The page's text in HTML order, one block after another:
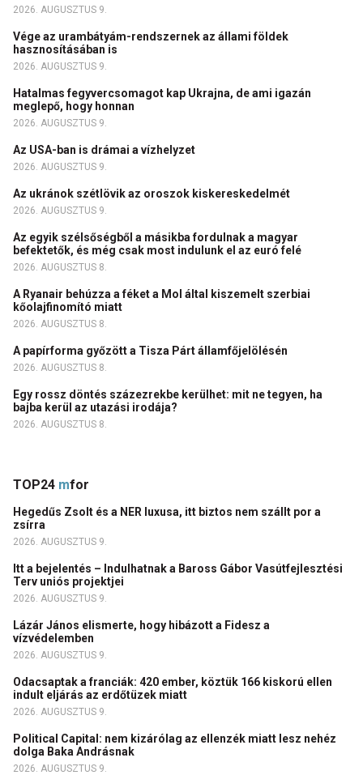
2026. AUGUSZTUS 9.
Vége az urambátyám-rendszernek az állami földek
hasznosításában is
2026. AUGUSZTUS 9.
Hatalmas fegyvercsomagot kap Ukrajna, de ami igazán
meglepő, hogy honnan
2026. AUGUSZTUS 9.
Az USA-ban is drámai a vízhelyzet
2026. AUGUSZTUS 9.
Az ukránok szétlövik az oroszok kiskereskedelmét
2026. AUGUSZTUS 9.
Az egyik szélsőségből a másikba fordulnak a magyar
befektetők, és még csak most indulunk el az euró felé
2026. AUGUSZTUS 8.
A Ryanair behúzza a féket a Mol által kiszemelt szerbiai
kőolajfinomító miatt
2026. AUGUSZTUS 8.
A papírforma győzött a Tisza Párt államfőjelölésén
2026. AUGUSZTUS 8.
Egy rossz döntés százezrekbe kerülhet: mit ne tegyen, ha
bajba kerül az utazási irodája?
2026. AUGUSZTUS 8.
TOP24 mfor
Hegedűs Zsolt és a NER luxusa, itt biztos nem szállt por a
zsírra
2026. AUGUSZTUS 9.
Itt a bejelentés – Indulhatnak a Baross Gábor Vasútfejlesztési
Terv uniós projektjei
2026. AUGUSZTUS 9.
Lázár János elismerte, hogy hibázott a Fidesz a
vízvédelemben
2026. AUGUSZTUS 9.
Odacsaptak a franciák: 420 ember, köztük 166 kiskorú ellen
indult eljárás az erdőtüzek miatt
2026. AUGUSZTUS 9.
Political Capital: nem kizárólag az ellenzék miatt lesz nehéz
dolga Baka Andrásnak
2026. AUGUSZTUS 9.